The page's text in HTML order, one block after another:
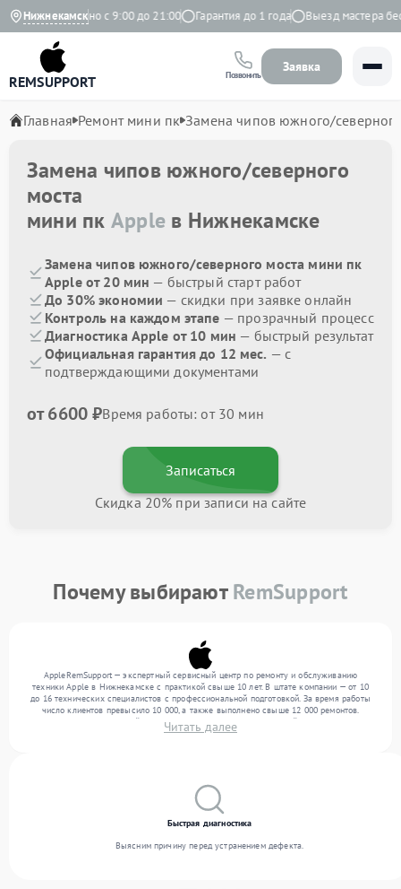
Нижнекамск
Ежедневно с 9:00 до 21:00 Гарантия до 1 года Выезд мастера
REMSUPPORT Позвонить
Заявка
Главная Ремонт мини пк Замена чипов южного/
Замена чипов южного/северного
моста
мини пк Apple в Нижнекамске
Замена чипов южного/северного моста мини пк
Apple от 20 мин — быстрый старт работ
До 30% экономии — скидки при заявке онлайн
Контроль на каждом этапе — прозрачный процесс
Диагностика Apple от 10 мин — быстрый результат
Официальная гарантия до 12 мес. — с
подтверждающими документами
от 6600 ₽Время работы: от 30 мин
Записаться
Скидка 20% при записи на сайте
Почему выбираютRemSupport
AppleRemSupport — экспертный сервисный центр по ремонту и обслуживанию
техники Apple в Нижнекамске с практикой свыше 10 лет. В штате компании — от 10
до 16 технических специалистов с профессиональной подготовкой. За время работы
число клиентов превысило 10 000, а также выполнено свыше 12 000 ремонтов.
Ежемесячно в сервисный центр поступает более 300 обращений, включая , , . Мы
работаем с широким спектром неисправностей и предлагаем стабильный уровень
Читать далее
Быстрая диагностика
Выясним причину перед устранением дефекта.